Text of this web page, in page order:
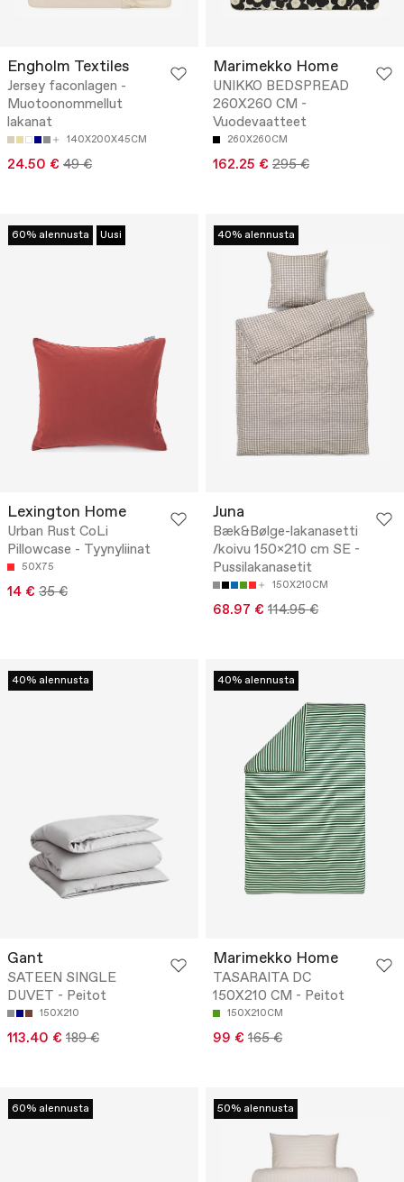
Engholm Textiles
Jersey faconlagen -
Muotoonommellut
lakanat
140X200X45CM
24.50 € 49 €
Marimekko Home
UNIKKO BEDSPREAD
260X260 CM -
Vuodevaatteet
260X260CM
162.25 € 295 €
60% alennusta Uusi
Lexington Home
Urban Rust CoLi
Pillowcase - Tyynyliinat
50X75
14 € 35 €
40% alennusta
Juna
Bæk&Bølge-lakanasetti
/koivu 150x210 cm SE -
Pussilakanasetit
150X210CM
68.97 € 114.95 €
40% alennusta
Gant
SATEEN SINGLE
DUVET - Peitot
150X210
113.40 € 189 €
40% alennusta
Marimekko Home
TASARAITA DC
150X210 CM - Peitot
150X210CM
99 € 165 €
60% alennusta 50% alennusta